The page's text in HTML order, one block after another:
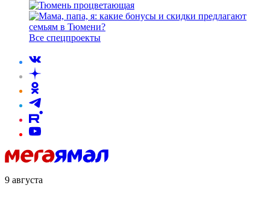
Все спецпроекты
9 августа